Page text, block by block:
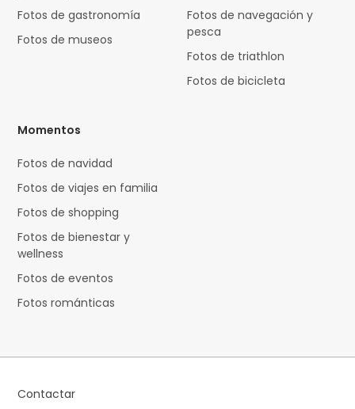
Fotos de gastronomía
Fotos de museos
Fotos de navegación y
pesca
Fotos de triathlon
Fotos de bicicleta
Momentos
Fotos de navidad
Fotos de viajes en familia
Fotos de shopping
Fotos de bienestar y
wellness
Fotos de eventos
Fotos románticas
Contactar